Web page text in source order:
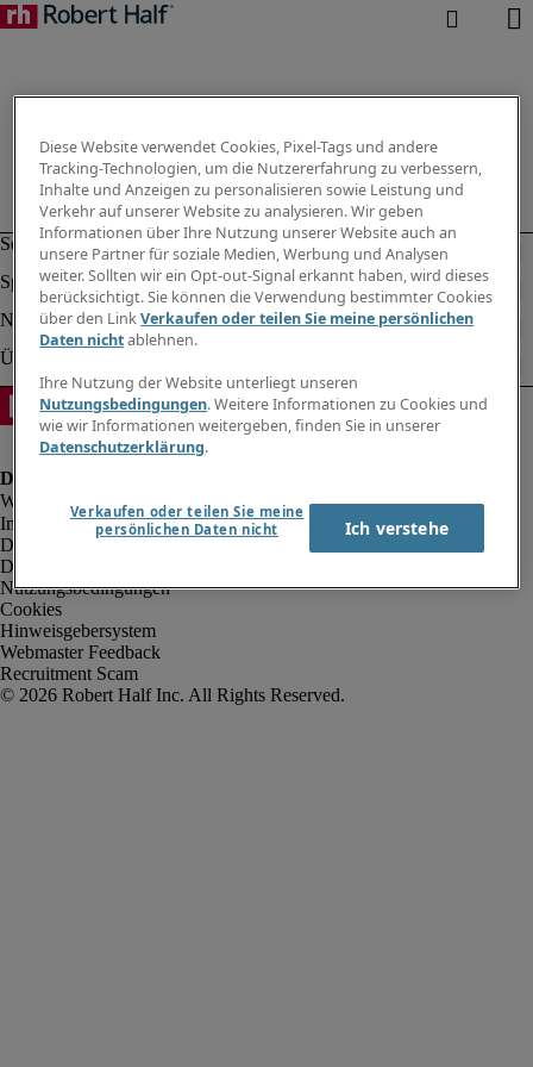
Impressum
Datenschutz
Datenschutz Arbeitnehmer/Zeitarbeitskräfte
Nutzungsbedingungen
Cookies
Hinweisgebersystem
Webmaster Feedback
Recruitment Scam
Diese Website verwendet Cookies, Pixel-Tags und andere
Tracking-Technologien, um die Nutzererfahrung zu verbessern,
Inhalte und Anzeigen zu personalisieren sowie Leistung und
Verkehr auf unserer Website zu analysieren. Wir geben
Informationen über Ihre Nutzung unserer Website auch an
unsere Partner für soziale Medien, Werbung und Analysen
weiter. Sollten wir ein Opt-out-Signal erkannt haben, wird dieses
berücksichtigt. Sie können die Verwendung bestimmter Cookies
über den LinkVerkaufen oder teilen Sie meine persönlichen
Daten nichtablehnen.
Ihre Nutzung der Website unterliegt unseren
Nutzungsbedingungen. Weitere Informationen zu Cookies und
wie wir Informationen weitergeben, finden Sie in unserer
Datenschutzerklärung.
Verkaufen oder teilen Sie meine
persönlichen Daten nicht
Ich verstehe